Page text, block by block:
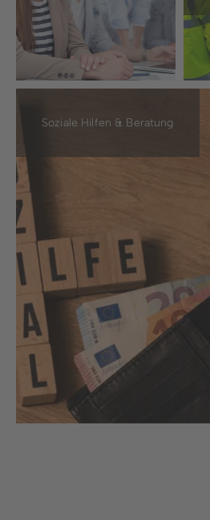
Soziale Hilfen & Beratung